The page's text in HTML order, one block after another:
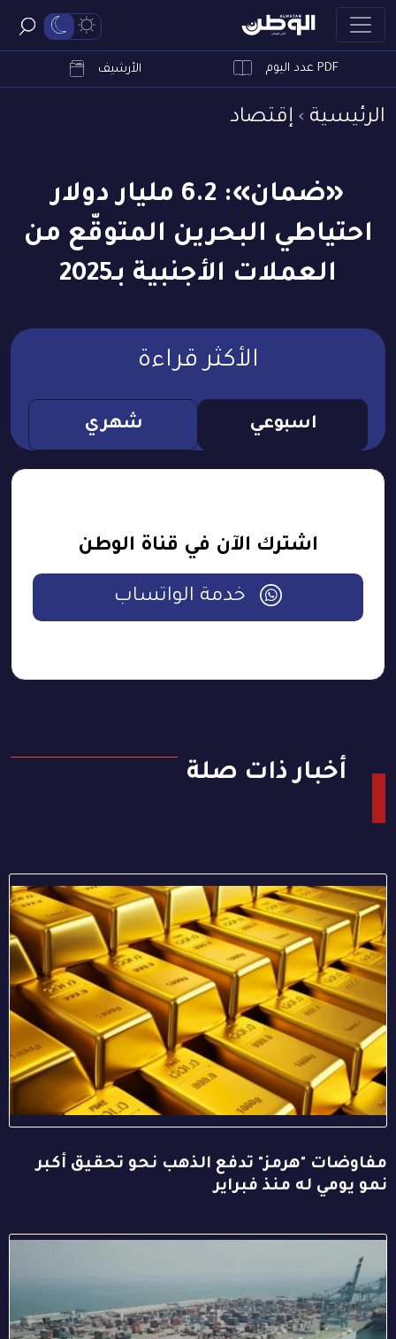
PDF عدد اليوم الأرشيف
الرئيسية إقتصاد
«ضمان»: 6.2 مليار دولار
احتياطي البحرين المتوقّع من
العملات الأجنبية بـ2025
الأكثر قراءة
اسبوعي شهري
اشترك الآن في قناة الوطن
خدمة الواتساب
أخبار ذات صلة
مفاوضات "هرمز" تدفع الذهب نحو تحقيق أكبر
نمو يومي له منذ فبراير